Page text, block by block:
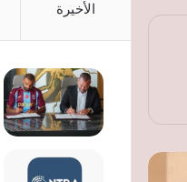
الأخيرة